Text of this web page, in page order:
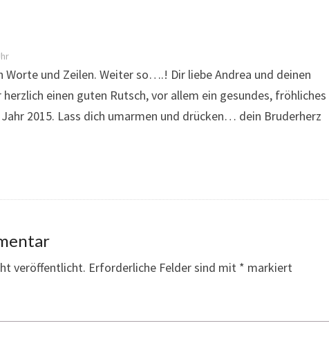
Worte und Zeilen. Weiter so….! Dir liebe Andrea und deinen
herzlich einen guten Rutsch, vor allem ein gesundes, fröhliches
2015. Lass dich umarmen und drücken… dein Bruderherz
veröffentlicht. Erforderliche Felder sind mit * markiert